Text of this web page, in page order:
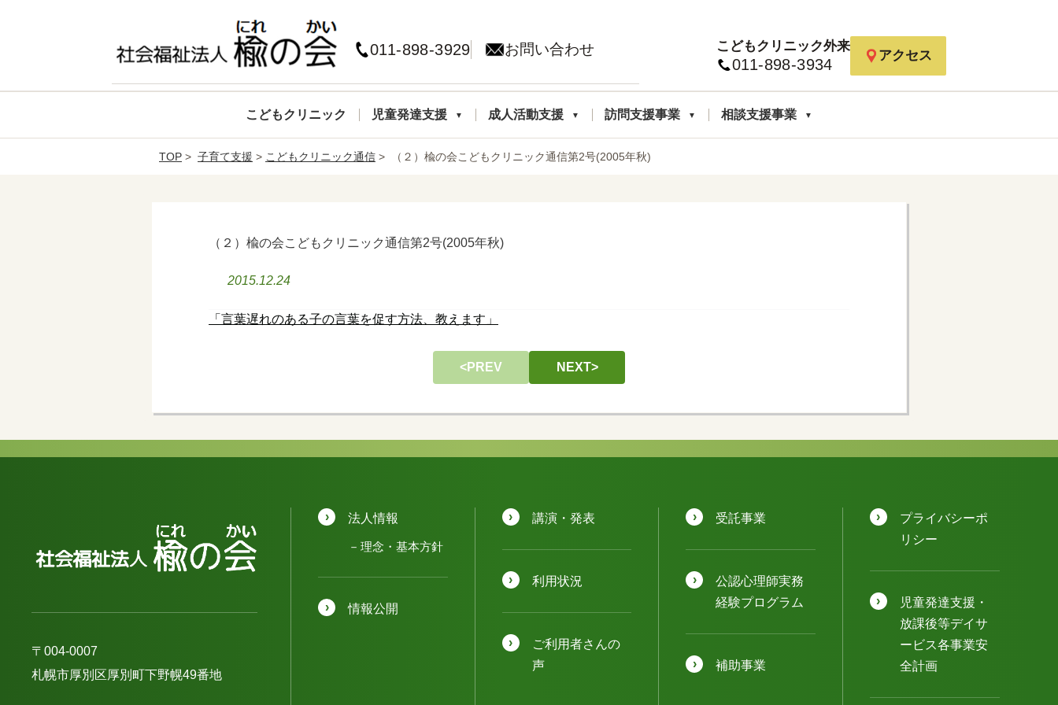
011-898-3929 お問い合わせ こどもクリニック外来
011-898-3934
アクセス
こどもクリニック 児童発達支援 成人活動支援 訪問支援事業 相談支援事業
TOP > 子育て支援 > こどもクリニック通信 > （２）楡の会こどもクリニック通信第2号(2005年秋)
（２）楡の会こどもクリニック通信第2号(2005年秋)
2015.12.24
「言葉遅れのある子の言葉を促す方法、教えます」
<PREV NEXT>
〒004-0007
札幌市厚別区厚別町下野幌49番地
法人情報
理念・基本方針
情報公開
講演・発表
利用状況
ご利用者さんの
声
受託事業
公認⼼理師実務
経験プログラム
補助事業
プライバシーポ
リシー
児童発達⽀援・
放課後等デイサ
ービス各事業安
全計画